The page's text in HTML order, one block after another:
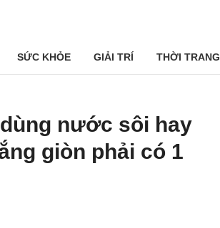
SỨC KHỎE GIẢI TRÍ THỜI TRANG
nước sôi hay
giòn phải có 1